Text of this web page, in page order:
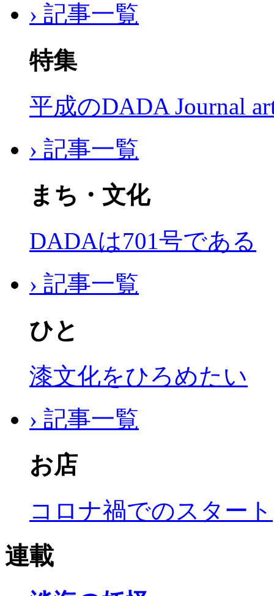
› 記事一覧
特集
平成のDADA Journal
› 記事一覧
まち・文化
DADAは701号である
› 記事一覧
ひと
漆文化をひろめたい
› 記事一覧
お店
コロナ禍でのスタート
連載